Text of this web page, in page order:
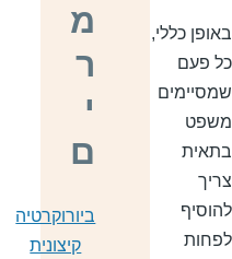
כללי,
פעם
מ
ר
י
ם
ביורוקרטיה
קיצונית